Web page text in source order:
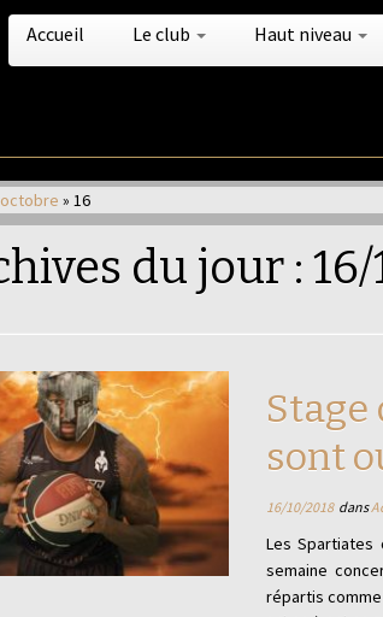
Accueil Le club Haut niveau
octobre » 16
du jour :
Stage
sont
16/10/2018dans
Les Spartiates
semaine
répartis comme